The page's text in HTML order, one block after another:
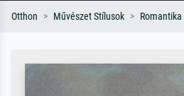
Otthon Művészet Stílusok Romantika